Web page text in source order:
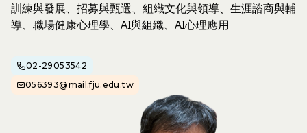
訓練與發展、招募與甄選、組織文化與領導、生涯諮商與輔
導、職場健康心理學、AI與組織、AI心理應用
02-29053542
056393@mail.fju.edu.tw